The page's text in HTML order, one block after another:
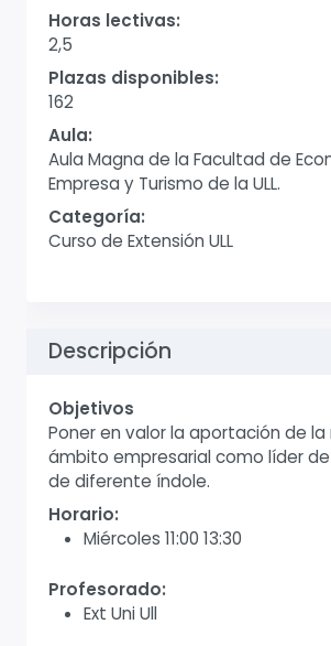
Horas lectivas:
2,5
Plazas disponibles:
162
Aula:
Aula Magna de la Facultad de
Empresa y Turismo de la ULL.
Categoría:
Curso de Extensión ULL
Descripción
Objetivos
Poner en valor la aportación de la
ámbito empresarial como líder
de diferente índole.
Horario:
Miércoles 11:00 13:30
Profesorado:
Ext Uni Ull